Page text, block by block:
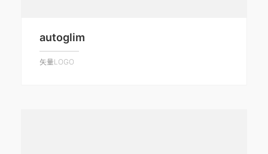
autoglim
矢量LOGO